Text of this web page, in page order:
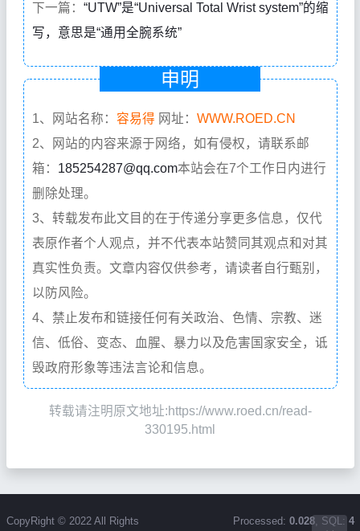
下一篇： “UTW”是“Universal Total Wrist system”的缩
写，意思是“通用全腕系统”
申明
1、网站名称： 容易得 网址： WWW.ROED.CN
2、网站的内容来源于网络，如有侵权，请联系邮
箱： 185254287@qq.com本站会在7个工作日内进行
删除处理。
3、转载发布此文目的在于传递分享更多信息，仅代
表原作者个人观点，并不代表本站赞同其观点和对其
真实性负责。文章内容仅供参考，请读者自行甄别，
以防风险。
4、禁止发布和链接任何有关政治、色情、宗教、迷
信、低俗、变态、血腥、暴力以及危害国家安全，诋
毁政府形象等违法言论和信息。
转载请注明原文地址:https://www.roed.cn/read-
330195.html
CopyRight © 2022 All Rights
Processed: 0.028, SQL: 4